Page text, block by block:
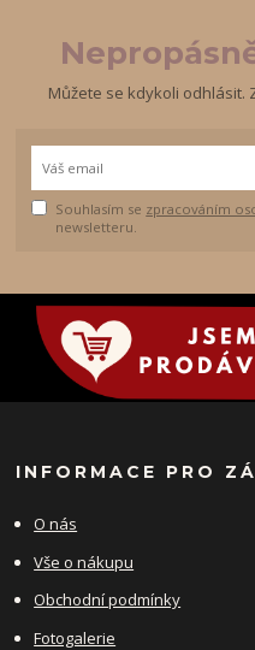
Můžete se kdykoli odhlásit.
Souhlasím se zpracováním
newsletteru.
INFORMACE PRO
O nás
Vše o nákupu
Obchodní podmínky
Fotogalerie